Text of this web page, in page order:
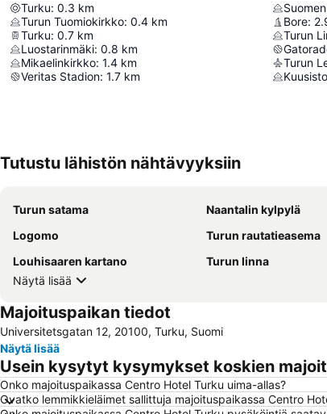
Turku: 0.3 km
Turun Tuomiokirkko: 0.4 km
Turku: 0.7 km
Luostarinmäki: 0.8 km
Mikaelinkirkko: 1.4 km
Veritas Stadion: 1.7 km
Bore:
Turun
Turun
Tutustu lähistön nähtävyyksiin
Turun satama Naantalin kylpylä
Logomo
Turun rautatieasema
Louhisaaren kartano
Turun linna
Näytä lisää
Majoituspaikan tiedot
Universitetsgatan 12, 20100, Turku, Suomi
Näytä lisää
Usein kysytyt kysymykset koskien
Onko majoituspaikassa Centro Hotel Turku uima-allas?
Ovatko lemmikkieläimet sallittuja majoituspaikassa Centro